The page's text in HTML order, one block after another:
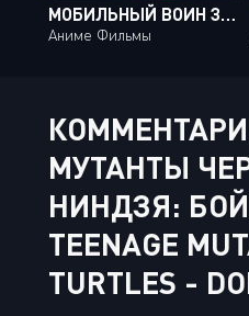
МОБИЛЬНЫЙ ВОИН ЗЕТА ГАНДАМ: НОВЫЙ ПЕРЕВОД / MOBILE SUIT ZETA GUNDAM: A NEW TRANSLATION OVA [03 ИЗ 03]
Аниме Фильмы
МУТАНТЫ
НИНДЗЯ:
TEENAGE
TURTLES -